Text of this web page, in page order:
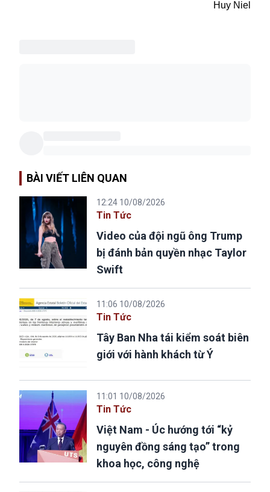
Huy Niel
BÀI VIẾT LIÊN QUAN
12:24 10/08/2026
Tin Tức
Video của đội ngũ ông Trump
bị đánh bản quyền nhạc Taylor
Swift
11:06 10/08/2026
Tin Tức
Tây Ban Nha tái kiểm soát biên
giới với hành khách từ Ý
11:01 10/08/2026
Tin Tức
Việt Nam - Úc hướng tới “kỷ
nguyên đồng sáng tạo” trong
khoa học, công nghệ